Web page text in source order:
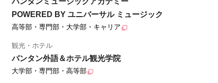
POWERED BY ユニバーサル ミュージック
高等部・専門部・大学部・キャリア
観光・ホテル
バンタン外語＆ホテル観光学院
大学部・専門部・高等部